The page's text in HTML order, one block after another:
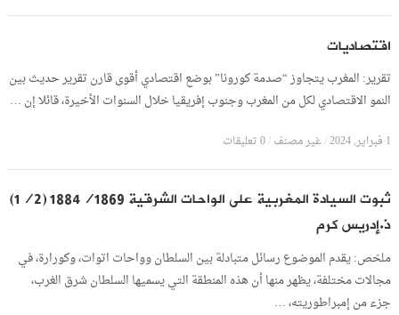
اقتصاديات
تقرير: المغرب يتجاوز “صدمة كورونا” بوضع اقتصادي أقوى قارن تقرير حديث بين
النمو الاقتصادي لكل من المغرب وجنوب إفريقيا خلال السنوات الأخيرة، قائلا إن …
1 فبراير, 2024 /غير مصنف/0 تعليقات
ثبوت السيادة المغربية على الواحات الشرقية 1884/1869 (1/2)
ذ.إدريس كرم
ملخص: يقدم الموضوع رسائل متبادلة بين السلطان وواحات اتوات، وكورارة، في
مجالات مختلفة، يظهر منها أن هذه المنطقة التي يسميها السلطان شرق الغرب،
جزء من إمبراطوريته، …